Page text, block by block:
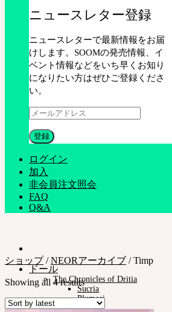
ニュースレター登録
ニュースレターで最新情報をお届
けします。SOOMの発売情報、イ
ベント情報などをいち早くお知り
になりたい方はぜひご登録くださ
い。
ログイン
加入
非会員注文照会
FAQ
Q&A
ドール
The Chronicles of Dritia
Sucria
Plumori
ドールタイプ
ショップ / NEORアーカイブ /Timp
Showing all 4 results